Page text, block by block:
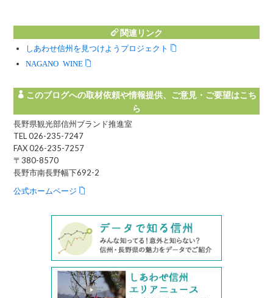
関連リンク
しあわせ信州を見つけようプロジェクト
NAGANO WINE
このブログへの取材依頼や情報提供、ご意見・ご要望はこち
ら
長野県観光部信州ブランド推進室
TEL 026-235-7247
FAX 026-235-7257
〒380-8570
長野市南長野幅下692-2
公式ホームページ